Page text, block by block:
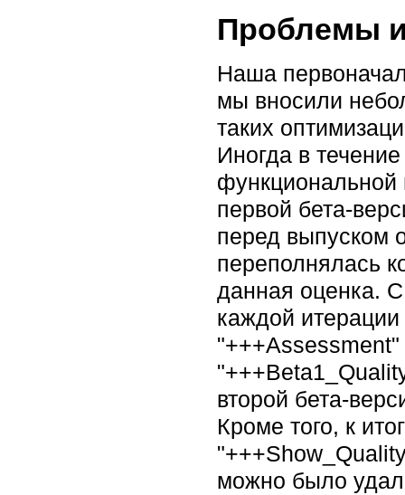
Проблемы
Наша
мы вносили
таких
Иногда в
функциональной
первой бета-
перед выпуском
переполнялась
данная оценка.
каждой итерации
"+++Assessment"
второй бета-
Кроме того, к
можно было